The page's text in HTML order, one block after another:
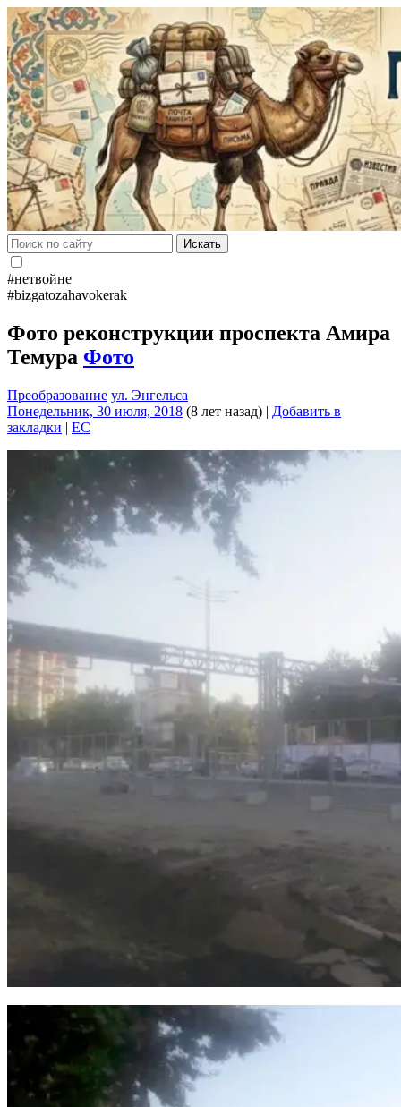
Искать
#нетвойне
#bizgatozahavokerak
Фото реконструкции проспекта Амира
Темура Фото
Преобразование ул. Энгельса
Понедельник, 30 июля, 2018 (8 лет назад) | Добавить в
закладки | EC